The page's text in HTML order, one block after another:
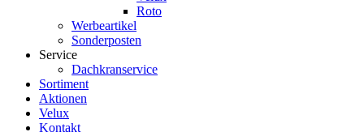
Roto
Werbeartikel
Sonderposten
Service
Dachkranservice
Sortiment
Aktionen
Velux
Kontakt